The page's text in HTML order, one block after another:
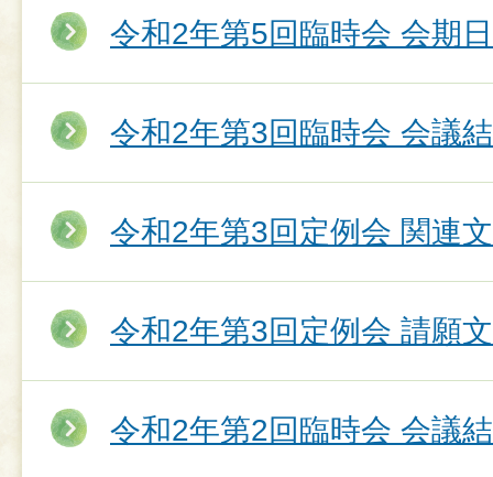
令和2年第5回臨時会 会期
令和2年第3回臨時会 会議
令和2年第3回定例会 関連
令和2年第3回定例会 請願
令和2年第2回臨時会 会議